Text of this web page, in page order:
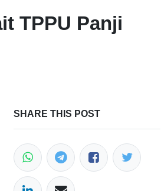
TPPU Panji
SHARE THIS POST